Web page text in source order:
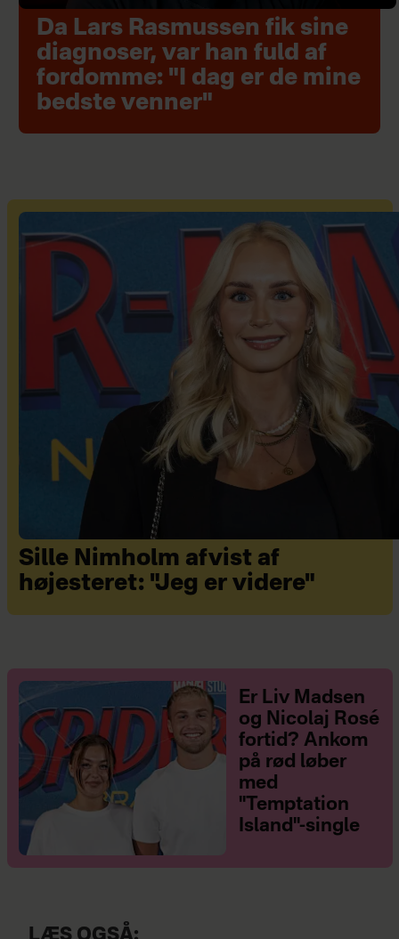
Da Lars Rasmussen fik sine
diagnoser, var han fuld af
fordomme: "I dag er de mine
bedste venner"
Sille Nimholm afvist af
højesteret: "Jeg er videre"
Er Liv Madsen
og Nicolaj Rosé
fortid? Ankom
på rød løber
med
"Temptation
Island"-single